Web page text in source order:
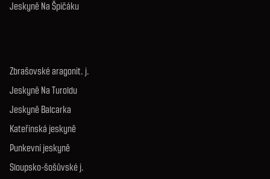
Jeskyně Na Špičáku
Zbrašovské aragonit. j.
Jeskyně Na Turoldu
Jeskyně Balcarka
Kateřinská jeskyně
Punkevní jeskyně
Sloupsko-šošůvské j.